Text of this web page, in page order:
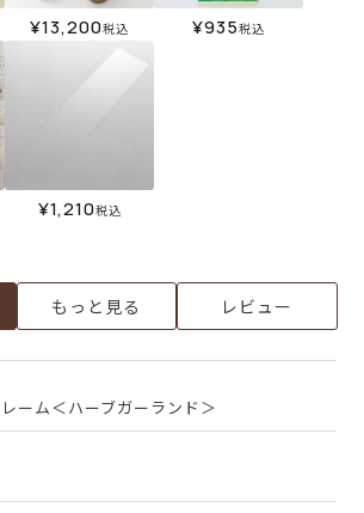
¥13,200税込 ¥935税込
¥1,210税込
もっと見る レビュー
ーム＜ハーブガーランド＞